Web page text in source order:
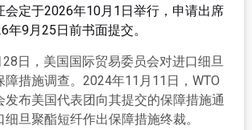
会定于2026年10月1日举行，申请出席
年9月25日前书面提交。
日，美国国际贸易委员会对进口细旦
障措施调查。2024年11月11日，WTO
发布美国代表团向其提交的保障措施通
旦聚酯短纤作出保障措施终裁。